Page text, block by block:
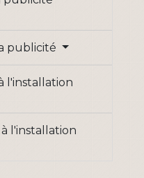
publicité
l'installation
l'installation